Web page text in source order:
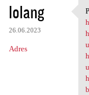
lolang
26.06.2023
Adres